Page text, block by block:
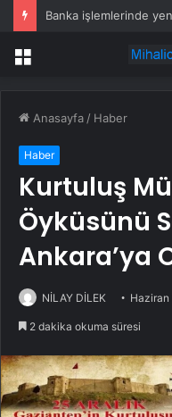
Banka işlemlerinde
Menü
Anasayfa / Haber
Haber
Kurtuluş
Öyküsünü
Ankara’ya
NİLAY DİLEK
2 dakika okuma süresi